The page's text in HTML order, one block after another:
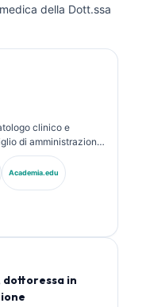
della Dott.ssa
clinico e
di amministrazione,
in medicina di
da AI. In qualità
Kantesti AI, fornisce
medica della
Klein ha pubblicato
dei biomarcatori e
di medicina di
Academia.edu
dottoressa in